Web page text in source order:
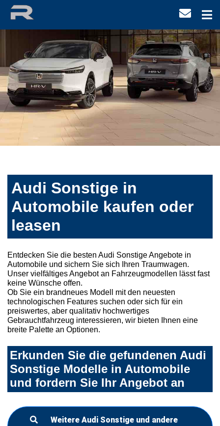
Audi Sonstige in
Automobile kaufen oder
leasen
Entdecken Sie die besten Audi Sonstige Angebote in
Automobile und sichern Sie sich Ihren Traumwagen.
Unser vielfältiges Angebot an Fahrzeugmodellen lässt fast
keine Wünsche offen.
Ob Sie ein brandneues Modell mit den neuesten
technologischen Features suchen oder sich für ein
preiswertes, aber qualitativ hochwertiges
Gebrauchtfahrzeug interessieren, wir bieten Ihnen eine
breite Palette an Optionen.
Erkunden Sie die gefundenen Audi
Sonstige Modelle in Automobile
und fordern Sie Ihr Angebot an
Weitere Audi Sonstige und andere